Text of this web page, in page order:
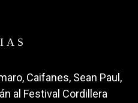
Caifanes, Sean Paul,
al Festival Cordillera